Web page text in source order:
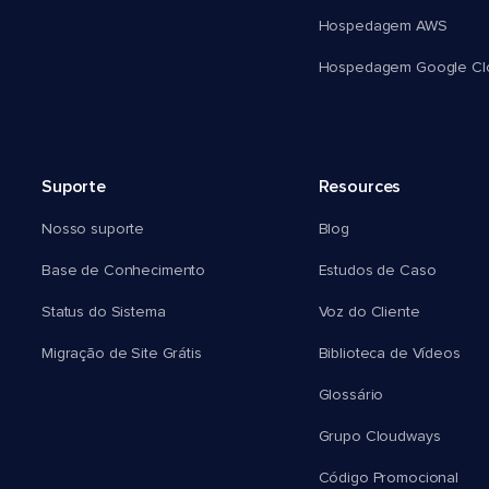
Hospedagem AWS
Hospedagem Google
Suporte
Nosso suporte
Base de Conhecimento
Status do Sistema
Migração de Site Grátis
Resources
Blog
Estudos de Caso
Voz do Cliente
Biblioteca de Vídeos
Glossário
Grupo Cloudways
Código Promocional